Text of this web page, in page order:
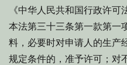
《中华人民共和国行政许
本法第三十三条第一款第一
料，必要时对申请人的生产
规定条件的，准予许可；对